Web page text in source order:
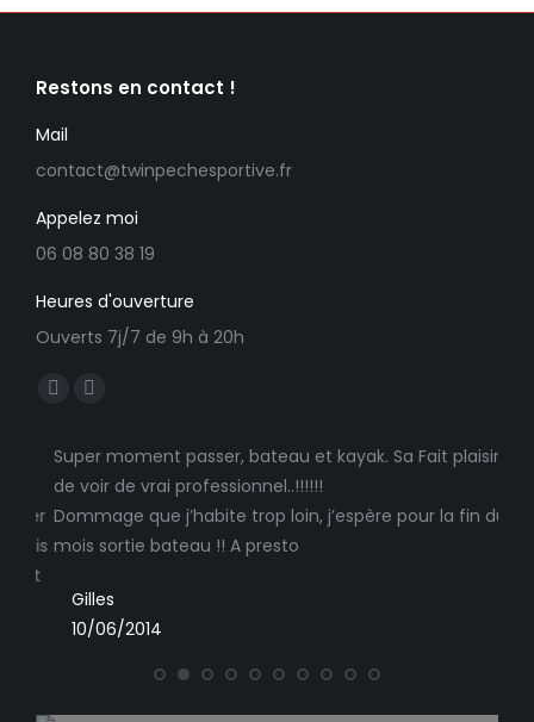
Restons en contact !
Mail
contact@twinpechesportive.fr
Appelez moi
06 08 80 38 19
Heures d'ouverture
Ouverts 7j/7 de 9h à 20h
Trouvez nous sur :
Facebook
opens
in
new
window
E-
page
opens
in
new
window
Super moment passer, bateau et kayak. Sa Fait plaisir
de voir de vrai professionnel..!!!!!!
Dommage que j’habite trop loin, j’espère pour la fin du
mois sortie bateau !! A presto
Gilles
10/06/2014